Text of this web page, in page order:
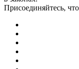
Присоединяйтесь,